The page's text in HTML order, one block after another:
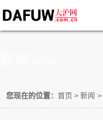
您现在的位置： 首页 > 新闻 >